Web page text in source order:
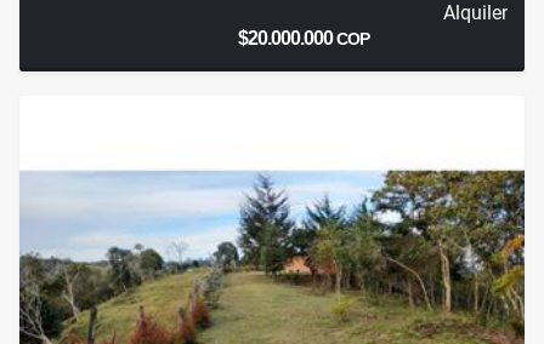
Alquiler
$20.000.000COP